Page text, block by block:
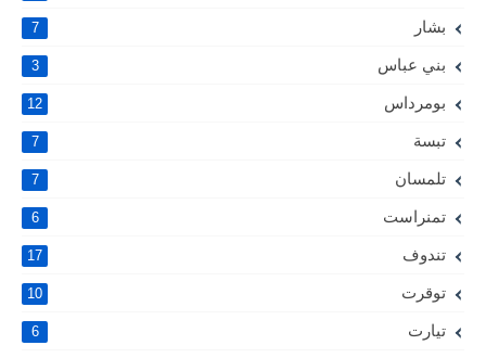
بشار 7
بني عباس 3
بومرداس 12
تبسة 7
تلمسان 7
تمنراست 6
تندوف 17
توقرت 10
تيارت 6